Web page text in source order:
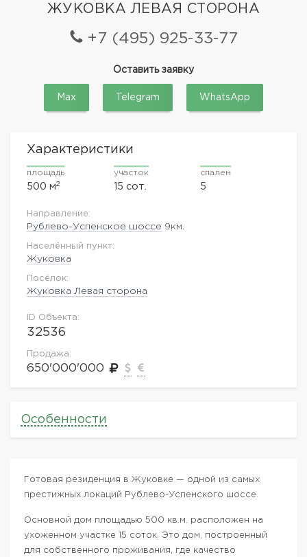
ЖУКОВКА ЛЕВАЯ СТОРОНА
+7 (495) 925-33-77
Оставить заявку
Max Telegram WhatsApp
Характеристики
площадь
500 м2
участок
15 сот.
спален
5
Направление:
Рублево-Успенское шоссе 9км.
Населённый пункт:
Жуковка
Посёлок:
Жуковка Левая сторона
ID Объекта:
32536
Продажа:
650'000'000
Особенности
Готовая резиденция в Жуковке — одной из самых
престижных локаций Рублево-Успенского шоссе.
Основной дом площадью 500 кв.м. расположен на
ухоженном участке 15 соток. Это дом, построенный
для собственного проживания, где качество